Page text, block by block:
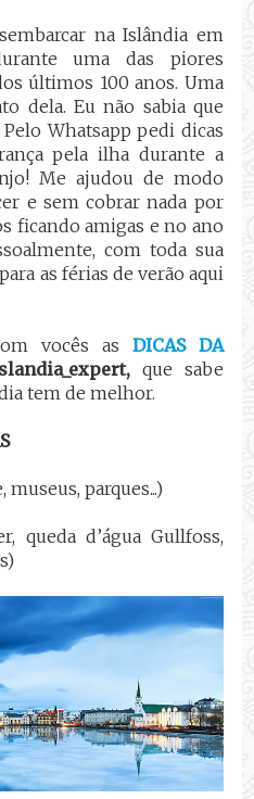
na Islândia em
uma das piores
últimos 100 anos. Uma
dela. Eu não sabia que
Whatsapp pedi dicas
pela ilha durante a
Me ajudou de modo
e sem cobrar nada por
ficando amigas e no ano
com toda sua
as férias de verão aqui
vocês as DICAS DA
que sabe
tem de melhor.
parques...)
queda d’água Gullfoss,